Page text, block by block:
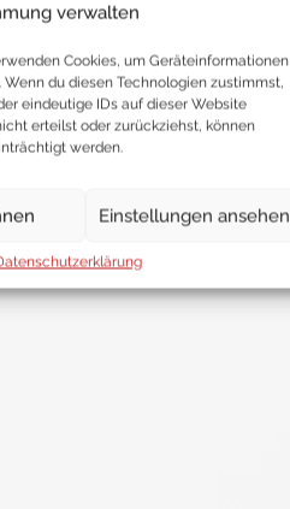
verwalten
Cookies, um Geräteinformationen
du diesen Technologien zustimmst,
eindeutige IDs auf dieser Website
erteilst oder zurückziehst, können
werden.
Einstellungen ansehen